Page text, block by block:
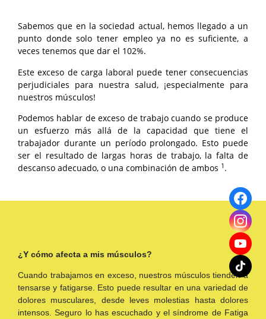
Sabemos que en la sociedad actual, hemos llegado a un
punto donde solo tener empleo ya no es suficiente, a
veces tenemos que dar el 102%.
Este exceso de carga laboral puede tener consecuencias
perjudiciales para nuestra salud, ¡especialmente para
nuestros músculos!
Podemos hablar de exceso de trabajo cuando se produce
un esfuerzo más allá de la capacidad que tiene el
trabajador durante un período prolongado. Esto puede
ser el resultado de largas horas de trabajo, la falta de
descanso adecuado, o una combinación de ambos 1 .
¿Y cómo afecta a mis músculos?
Cuando trabajamos en exceso, nuestros músculos tienden a
tensarse y fatigarse. Esto puede resultar en una variedad de
dolores musculares, desde leves molestias hasta dolores
intensos. Seguro lo has escuchado y el síndrome de Fatiga